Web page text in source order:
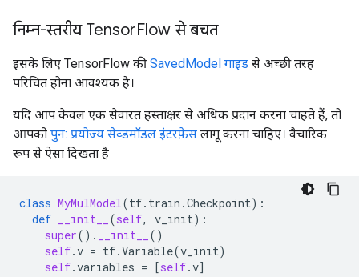
निम्न-स्तरीय TensorFlow से बचत
इसके लिए TensorFlow कीSavedModel गाइड से अच्छी तरह
परिचित होना आवश्यक है।
यदि आप केवल एक सेवारत हस्ताक्षर से अधिक प्रदान करना चाहते हैं, तो
आपको पुन: प्रयोज्य सेव्डमॉडल इंटरफ़ेस लागू करना चाहिए। वैचारिक
रूप से ऐसा दिखता है
class MyMulModel(tf. train .Checkpoint):
def
__init__ (self, v_init):
super() . __init__
()
self.v = tf.Variable(v_init)
self.variables = [self.v]